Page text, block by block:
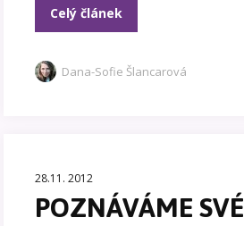
Celý článek
Dana-Sofie Šlancarová
28.11. 2012
POZNÁVÁME